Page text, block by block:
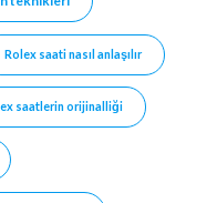
Rolex saati nasıl anlaşılır
saatlerin orijinalliği